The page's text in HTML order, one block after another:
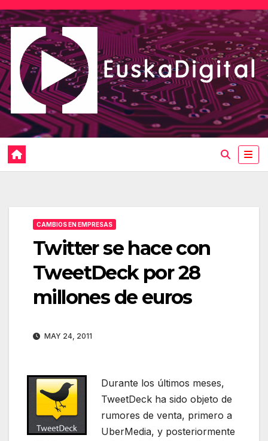
Saltar
al
contenido
CAMBIOS EN EMPRESAS
Twitter se hace con
TweetDeck por 28
millones de euros
MAY 24, 2011
Durante los últimos meses,
TweetDeck ha sido objeto de
rumores de venta, primero a
UberMedia, y posteriormente